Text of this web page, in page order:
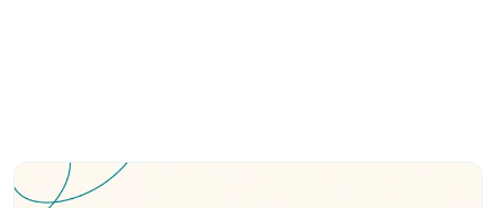
Qu'est-ce qui est couvert par l'assurance
dentaire ?